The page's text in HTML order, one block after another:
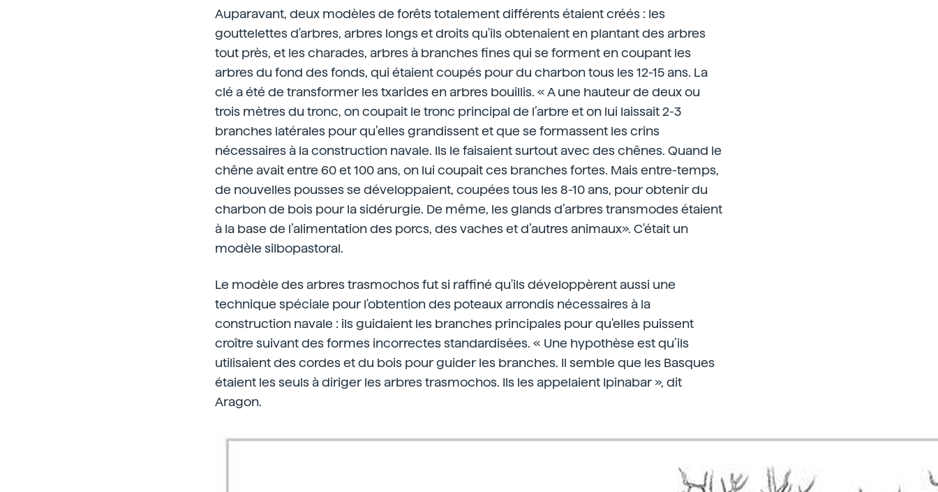
Auparavant, deux modèles de forêts totalement différents étaient créés : les
gouttelettes d'arbres, arbres longs et droits qu'ils obtenaient en plantant des arbres
tout près, et les charades, arbres à branches fines qui se forment en coupant les
arbres du fond des fonds, qui étaient coupés pour du charbon tous les 12-15 ans. La
clé a été de transformer les txarides en arbres bouillis. « A une hauteur de deux ou
trois mètres du tronc, on coupait le tronc principal de l’arbre et on lui laissait 2-3
branches latérales pour qu’elles grandissent et que se formassent les crins
nécessaires à la construction navale. Ils le faisaient surtout avec des chênes. Quand le
chêne avait entre 60 et 100 ans, on lui coupait ces branches fortes. Mais entre-temps,
de nouvelles pousses se développaient, coupées tous les 8-10 ans, pour obtenir du
charbon de bois pour la sidérurgie. De même, les glands d’arbres transmodes étaient
à la base de l’alimentation des porcs, des vaches et d’autres animaux». C'était un
modèle silbopastoral.
Le modèle des arbres trasmochos fut si raffiné qu'ils développèrent aussi une
technique spéciale pour l'obtention des poteaux arrondis nécessaires à la
construction navale : ils guidaient les branches principales pour qu'elles puissent
croître suivant des formes incorrectes standardisées. « Une hypothèse est qu’ils
utilisaient des cordes et du bois pour guider les branches. Il semble que les Basques
étaient les seuls à diriger les arbres trasmochos. Ils les appelaient Ipinabar », dit
Aragon.